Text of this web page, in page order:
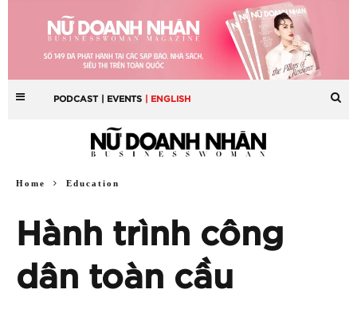
PODCAST | EVENTS | ENGLISH
Home Education
Hành trình công
dân toàn cầu